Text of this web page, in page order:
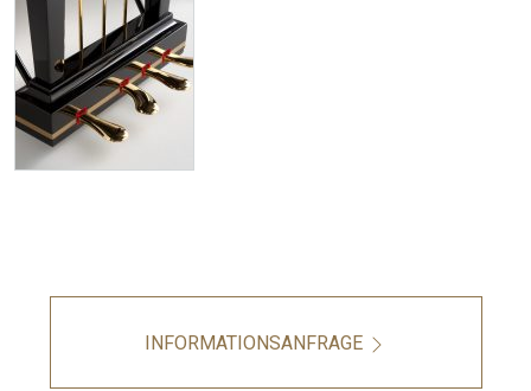
INFORMATIONSANFRAGE